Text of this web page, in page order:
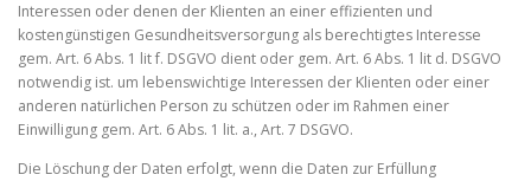
Interessen oder denen der Klienten an einer effizienten und
kostengünstigen Gesundheitsversorgung als berechtigtes Interesse
gem. Art. 6 Abs. 1 lit f. DSGVO dient oder gem. Art. 6 Abs. 1 lit d. DSGVO
notwendig ist. um lebenswichtige Interessen der Klienten oder einer
anderen natürlichen Person zu schützen oder im Rahmen einer
Einwilligung gem. Art. 6 Abs. 1 lit. a., Art. 7 DSGVO.
Die Löschung der Daten erfolgt, wenn die Daten zur Erfüllung